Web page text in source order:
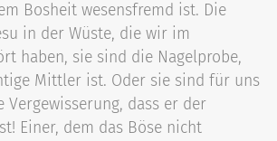
Bosheit wesensfremd ist. Die
in der Wüste, die wir im
haben, sie sind die Nagelprobe,
Mittler ist. Oder sie sind für uns
Vergewisserung, dass er der
Einer, dem das Böse nicht